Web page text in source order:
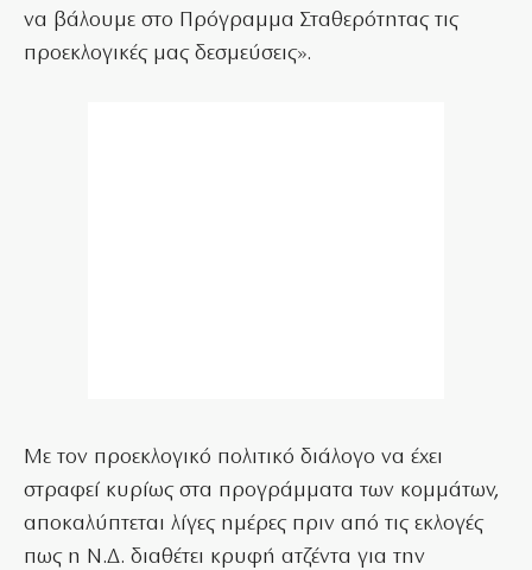
να βάλουμε στο Πρόγραμμα Σταθερότητας τις
προεκλογικές μας δεσμεύσεις».
Με τον προεκλογικό πολιτικό διάλογο να έχει
στραφεί κυρίως στα προγράμματα των κομμάτων,
αποκαλύπτεται λίγες ημέρες πριν από τις εκλογές
πως η Ν.Δ. διαθέτει κρυφή ατζέντα για την